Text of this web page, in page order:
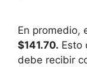
En promedio,
$141.70. Esto
debe recibir